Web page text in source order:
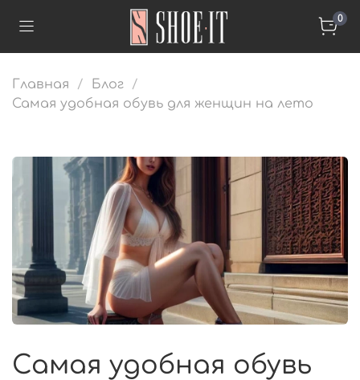
0
Главная
Блог
Самая удобная обувь для женщин на лето
Самая удобная обувь